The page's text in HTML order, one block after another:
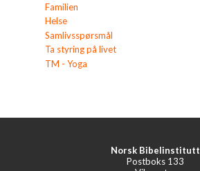
Familien
Helse
Samlivsspørsmål
Ta styring på livet
TM - Yoga
Norsk Bibelinstitutt
Postboks 133